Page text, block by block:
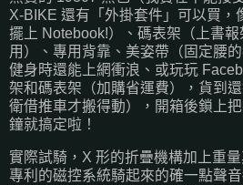
X-BIKE 還有「外掛套件」可以買，
擺上 Notebook!）、碼表架（上書
用）、專用背靠、美姿帶（固定腰
健身時還能上網衝浪、或玩玩
架和碼表架（加購省運費），貨到
衛借推車才搬得動），開箱後鎖上
鐘就搞定啦！
實際試騎，X 形的折疊機構加上重
專利的磁控系統騎起來的確一點聲